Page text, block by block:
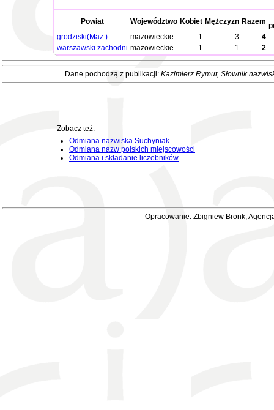
Powiat Województwo Kobiet Mężczyzn Razem
grodziski(Maz.)
mazowieckie 1 3
4
warszawski zachodni mazowieckie 1 1 2
Dane pochodzą z publikacji: Kazimierz Rymut, Słownik
Zobacz też:
Odmiana nazwiska Suchyniak
Odmiana nazw polskich miejscowości
Odmiana i składanie liczebników
Opracowanie: Zbigniew Bronk,